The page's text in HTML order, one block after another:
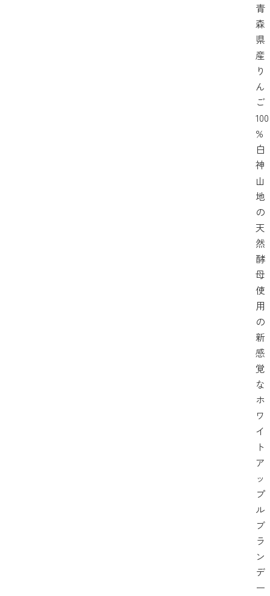
青
森
県
産
り
ん
ご
100
%
白
神
山
地
の
天
然
酵
母
使
用
の
新
感
覚
な
ホ
ワ
イ
ト
ア
ッ
プ
ル
ブ
ラ
ン
デ
ー